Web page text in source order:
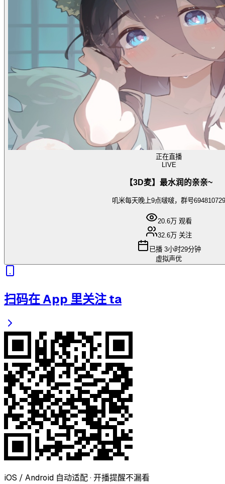
正在直播
LIVE
【3D麦】最水润的亲亲~
叽米每天晚上9点啵啵，群号694810729
20.6万 观看
32.6万 关注
已播 3小时29分钟
虚拟声优
扫码在 App 里关注 ta
iOS / Android 自动适配 · 开播提醒不漏看